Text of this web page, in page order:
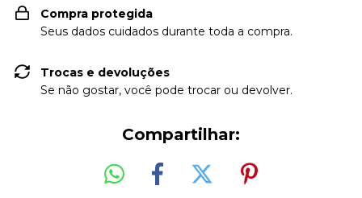
Compra protegida
Seus dados cuidados durante toda a compra.
Trocas e devoluções
Se não gostar, você pode trocar ou devolver.
Compartilhar: